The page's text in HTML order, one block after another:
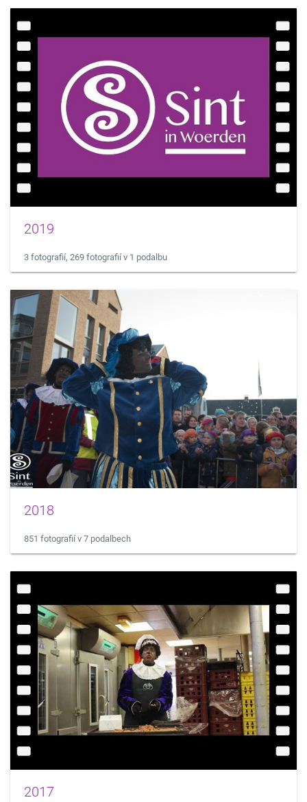
2019
3 fotografií, 269 fotografií v 1 podalbu
2018
851 fotografií v 7 podalbech
2017